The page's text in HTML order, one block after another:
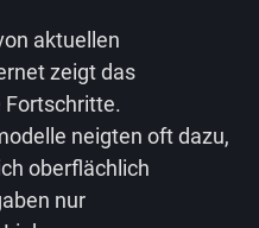
aktuellen
zeigt das
neigten oft dazu,
oberflächlich
nur